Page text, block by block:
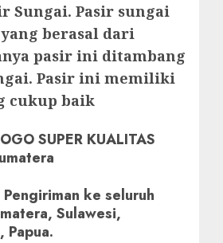
Sungai. Pasir sungai
berasal dari
pasir ini ditambang
Pasir ini memiliki
cukup baik
SUPER KUALITAS
ke seluruh
Sulawesi,
Papua.